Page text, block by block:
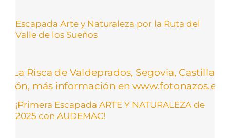
Escapada Arte y Naturaleza por la Ruta del
Valle de los Sueños
¡Primera Escapada ARTE Y NATURALEZA de
2025 con AUDEMAC!